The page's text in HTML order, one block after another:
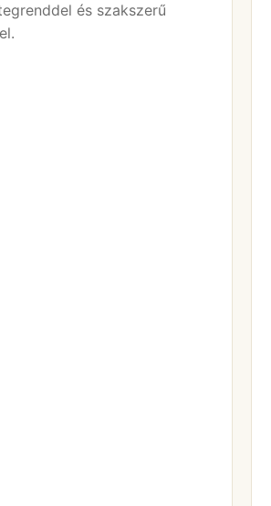
és szakszerű